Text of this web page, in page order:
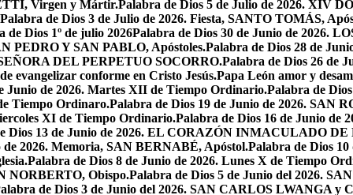
Virgen y Mártir.Palabra de Dios 5 de Julio de 2026. XIV
Palabra de Dios 3 de Julio de 2026. Fiesta, SANTO TOMÁS,
de Dios 1º de julio 2026Palabra de Dios 30 de Junio de 2026.
PEDRO Y SAN PABLO, Apóstoles.Palabra de Dios 28 de
DEL PERPETUO SOCORRO.Palabra de Dios 26 de
evangelizar conforme en Cristo Jesús.Papa León amor y
Junio de 2026. Martes XII de Tiempo Ordinario.Palabra de
Tiempo Ordinaro.Palabra de Dios 19 de Junio de 2026. SAN
XI de Tiempo Ordinario.Palabra de Dios 16 de Junio de
Dios 13 de Junio de 2026. EL CORAZÓN INMACULADO
de 2026. Memoria, SAN BERNABÉ, Apóstol.Palabra de Dios
Palabra de Dios 8 de Junio de 2026. Lunes X de Tiempo
NORBERTO, Obispo.Palabra de Dios 5 de Junio del 2026.
de Dios 3 de Junio del 2026. SAN CARLOS LWANGA y